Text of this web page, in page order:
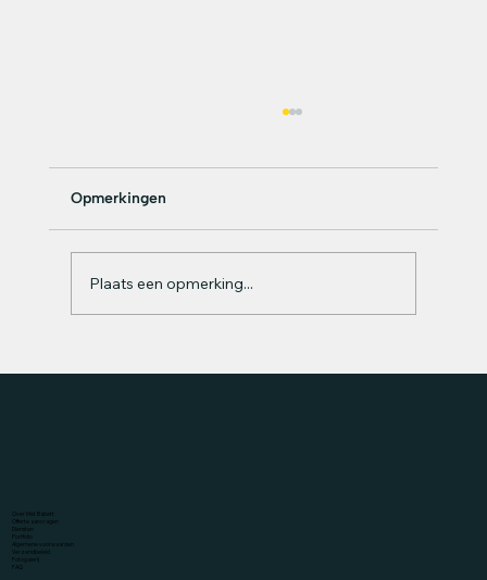
Opmerkingen
Plaats een opmerking...
Over Met Babett
Offerte aanvragen
Algemene voorwaarden
Verzendbeleid
Fotogalerij
FAQ